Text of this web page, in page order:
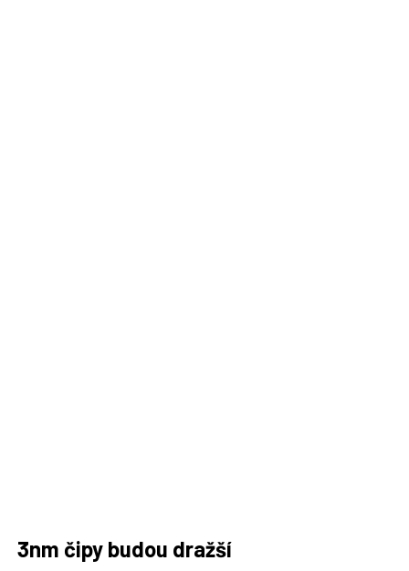
3nm čipy budou dražší